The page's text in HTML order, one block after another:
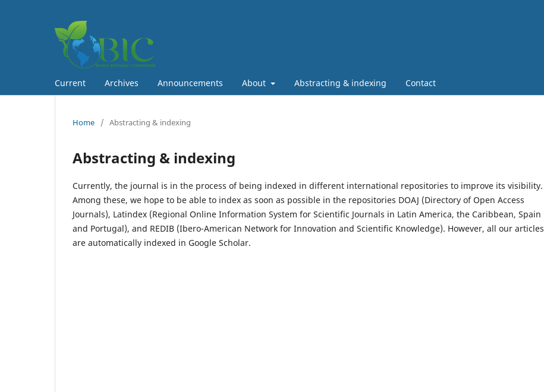
Current Archives Announcements About Abstracting & indexing Contact
Home / Abstracting & indexing
Abstracting & indexing
Currently, the journal is in the process of being indexed in different international repositories to improve its visibility.
Among these, we hope to be able to index as soon as possible in the repositories DOAJ (Directory of Open Access
Journals), Latindex (Regional Online Information System for Scientific Journals in Latin America, the Caribbean, Spain
and Portugal), and REDIB (Ibero-American Network for Innovation and Scientific Knowledge). However, all our articles
are automatically indexed in Google Scholar.